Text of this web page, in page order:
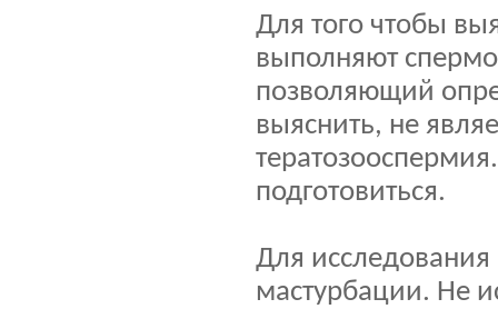
Для того чтобы
выполняют
позволяющий
выяснить, не
подготовиться.
Для исследования
мастурбации. Не